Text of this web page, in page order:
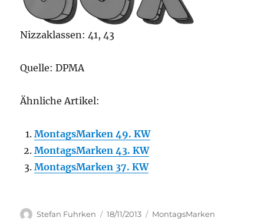
Nizzaklassen: 41, 43
Quelle: DPMA
Ähnliche Artikel:
MontagsMarken 49. KW
MontagsMarken 43. KW
MontagsMarken 37. KW
Author
Stefan Fuhrken
Posted
18/11/2013 Categories
MontagsMarken